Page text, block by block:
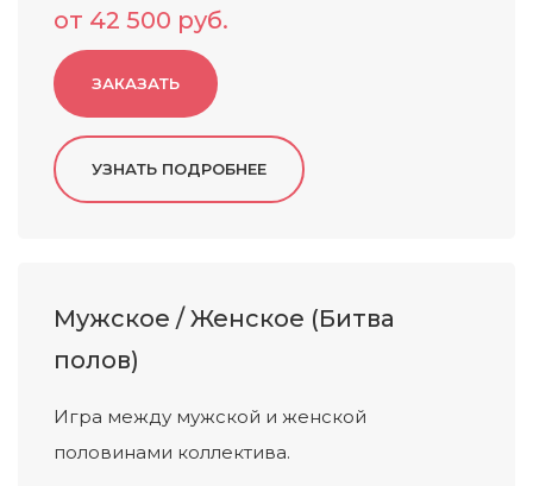
от 42 500 руб.
ЗАКАЗАТЬ
Мужское / Женское (Битва
полов)
Игра между мужской и женской
половинами коллектива.